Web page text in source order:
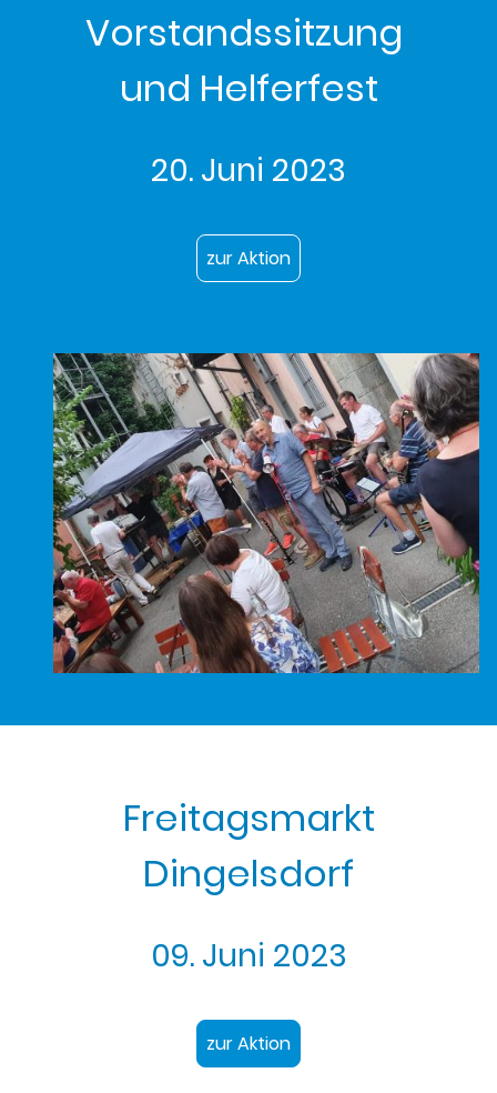
Vorstandssitzung
und Helferfest
20. Juni 2023
zur Aktion
Freitagsmarkt
Dingelsdorf
09. Juni 2023
zur Aktion